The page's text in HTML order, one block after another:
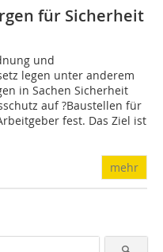
für Sicherheit
und
legen unter anderem
in Sachen Sicherheit
auf ?Baustellen für
fest. Das Ziel ist
mehr